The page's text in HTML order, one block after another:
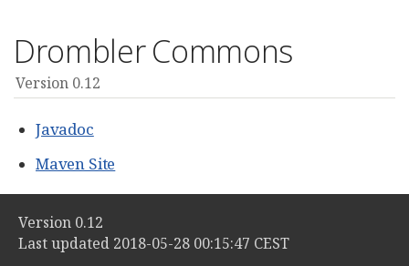
Drombler Commons
Version 0.12
Javadoc
Maven Site
Version 0.12
Last updated 2018-05-28 00:15:47 CEST